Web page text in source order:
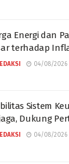
Energi dan
terhadap
04/08/2026
Sistem
Dukung
04/08/2026